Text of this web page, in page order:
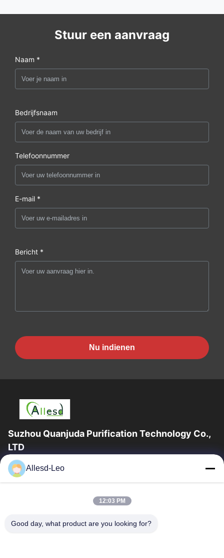
Stuur een aanvraag
Naam *
Bedrijfsnaam
Telefoonnummer
E-mail *
Bericht *
Nu indienen
Suzhou Quanjuda Purification Technology Co.,
LTD
16years ervaring, als belangrijke fabrikant en exporteur van
ESD & Cleanroom producten, bieden wij een volledige lijn van
Huis
Producten
Allesd-Leo
12:03 PM
Good day, what product are you looking for?